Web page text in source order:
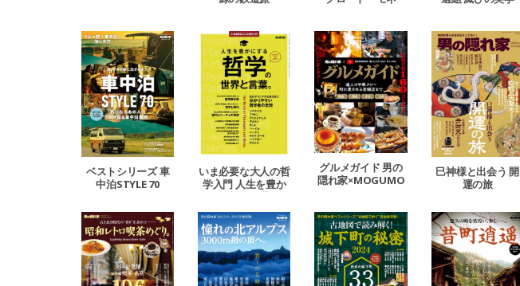
ベストシリーズ 車
中泊STYLE 70
いま必要な大人の哲
学入門 人生を豊か
にする哲学の世界と
言葉。
グルメガイド 男の
隠れ家×MOGUMO
巳神様と出会う 開
運の旅